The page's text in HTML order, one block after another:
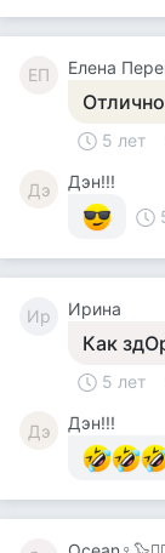
ЕП Елена
5 лет
Дэ
Дэн!!!
Ир Ирина
Как
5 лет
Дэ
Дэн!!!